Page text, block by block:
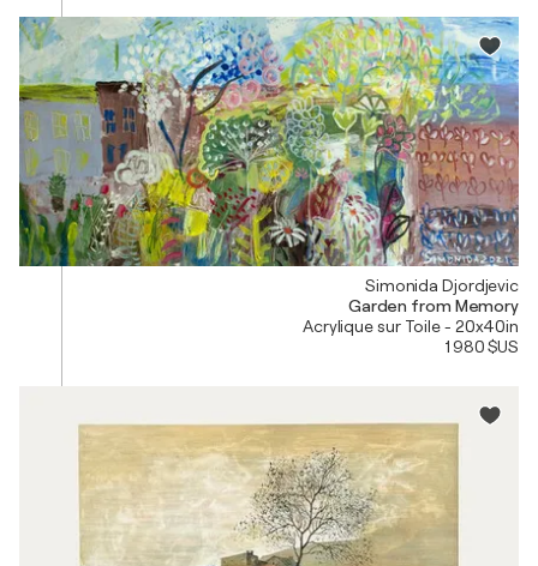
Simonida Djordjevic
Garden from Memory
Acrylique sur Toile - 20x40in
1 980 $US